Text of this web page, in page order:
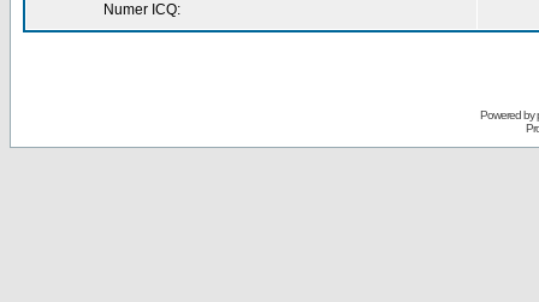
Numer ICQ:
Powered by